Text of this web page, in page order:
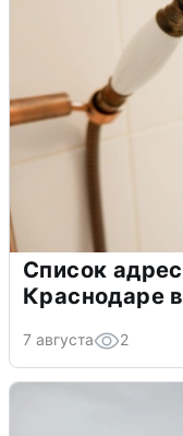
Список
Краснодаре
7 августа 2